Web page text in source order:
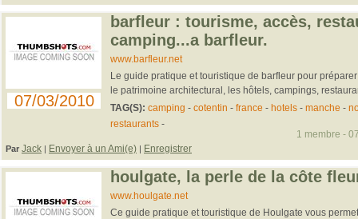
07/03/2010
barfleur : tourisme, accès,
camping...a barfleur.
www.barfleur.net
Le guide pratique et touristique de barfleur pour
le patrimoine architectural, les hôtels, campings,
TAG(S): camping - cotentin - france - hotels- manche -
restaurants-
Par Jack | Envoyer à un Ami(e) | Enregistrer
1 membre -
houlgate, la perle de la côte
www.houlgate.net
Ce guide pratique et touristique de Houlgate vous